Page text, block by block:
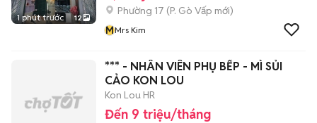
1 phút trước 12
Phường 17 (P. Gò Vấp mới)
MMrs Kim
*** - NHÂN VIÊN PHỤ BẾP - MÌ SỦI
CẢO KON LOU
Kon Lou HR
Đến 9 triệu/tháng